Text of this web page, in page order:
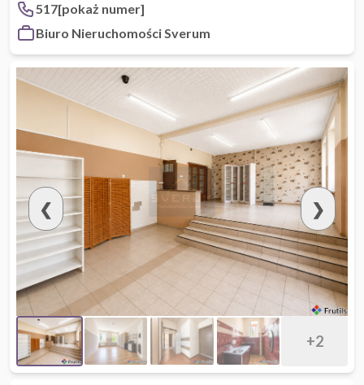
517[pokaż numer]
Biuro Nieruchomości Sverum
1 / 6
❮ ❯
+2